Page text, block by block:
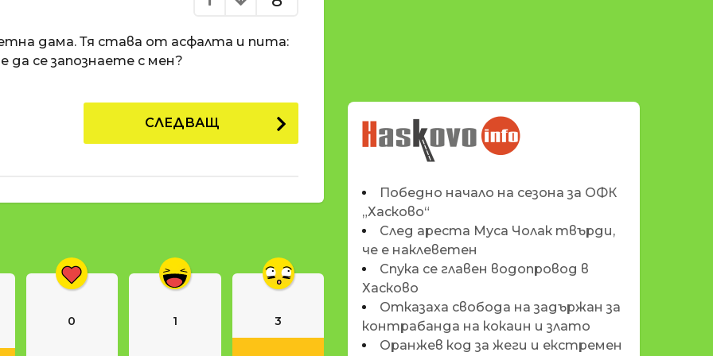
дама. Тя става от асфалта и пита:
да се запознаете с мен?
СЛЕДВАЩ
0 1 3
НОВИНИТЕ НА
HASKOVO.INFO
Победно начало на сезона за ОФК
„Хасково“
След ареста Муса Чолак твърди,
че е наклеветен
Спука се главен водопровод в
Хасково
Отказаха свобода на задържан за
контрабанда на кокаин и злато
Оранжев код за жеги и екстремен